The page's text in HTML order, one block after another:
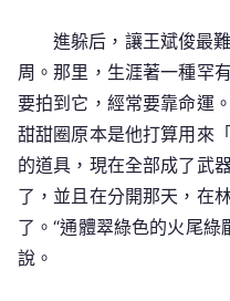
進躲后，讓王斌俊最
周。那里，生涯著一種罕
要拍到它，經常要靠命運
甜甜圈原本是他打算用來
的道具，現在全部成了武
了，並且在分開那天，在
了。“通體翠綠色的火尾
說。